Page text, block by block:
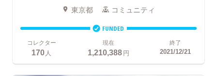
東京都 コミュニティ
FUNDED
コレクター
170人
現在
1,210,388円
終了
2021/12/21